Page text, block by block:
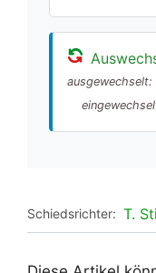
ausgewechselt:
Schiedsrichter: T.